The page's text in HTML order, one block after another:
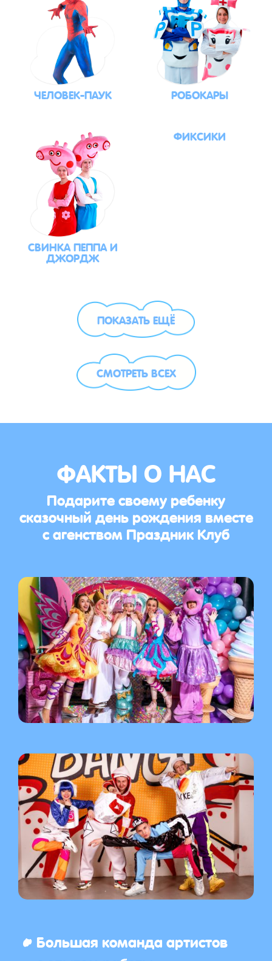
ЧЕЛОВЕК-ПАУК РОБОКАРЫ
СВИНКА ПЕППА И
ДЖОРДЖ
ФИКСИКИ
ПОКАЗАТЬ ЕЩЁ
СМОТРЕТЬ ВСЕХ
ФАКТЫ О НАС
Подарите своему ребенку
сказочный день рождения вместе
с агенством Праздник Клуб
Большая команда артистов